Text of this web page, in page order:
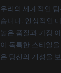
우리의 세계적인
습니다. 인상적인
높은 품질과 가장
이 독특한 스타일
은 당신의 개성을